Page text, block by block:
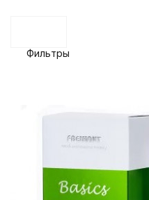
Фильтры